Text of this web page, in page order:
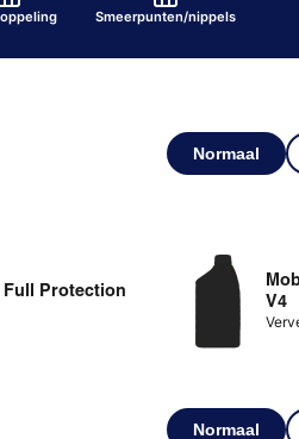
Smeerpunten/nippels
Normaal
Full Protection
V4
Normaal